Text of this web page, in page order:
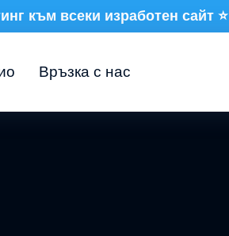
към всеки изработен сайт ⭐
Връзка с нас